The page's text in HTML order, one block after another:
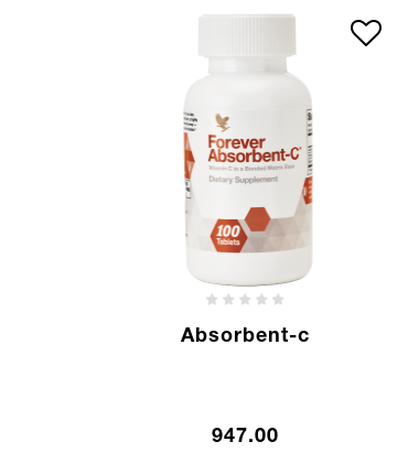
Absorbent-c
947.00